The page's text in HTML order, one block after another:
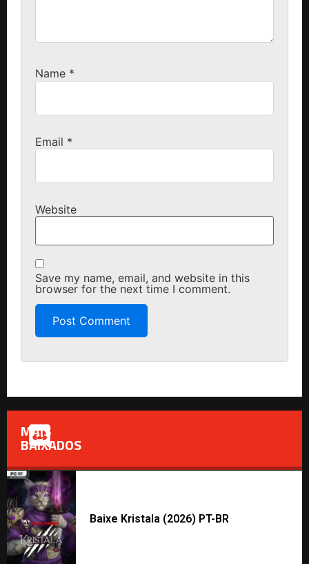
Name *
Email *
Website
Save my name, email, and website in this
browser for the next time I comment.
MAIS
BAIXADOS
Baixe Kristala (2026) PT-BR